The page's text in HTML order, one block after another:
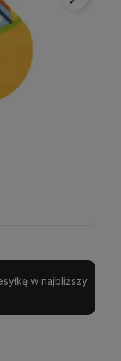
w najbliższy